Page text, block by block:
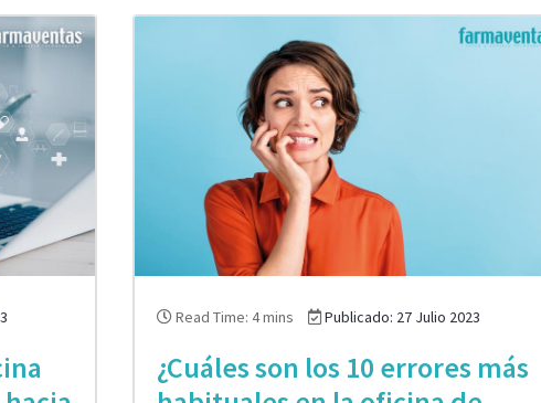
Read Time: 4 mins Publicado: 27 Julio 2023
¿Cuáles son los 10 errores más